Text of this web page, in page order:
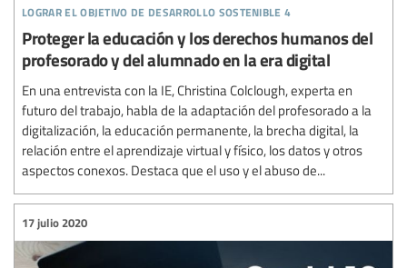
lograr el objetivo de desarrollo sostenible 4
Proteger la educación y los derechos humanos del
profesorado y del alumnado en la era digital
En una entrevista con la IE, Christina Colclough, experta en
futuro del trabajo, habla de la adaptación del profesorado a la
digitalización, la educación permanente, la brecha digital, la
relación entre el aprendizaje virtual y físico, los datos y otros
aspectos conexos. Destaca que el uso y el abuso de...
17 julio 2020